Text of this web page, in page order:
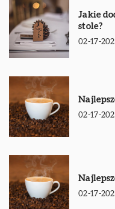
Jakie
stole?
02-17-
02-17-
02-17-